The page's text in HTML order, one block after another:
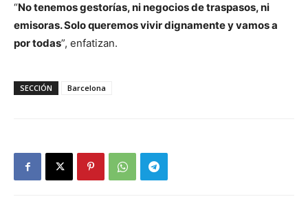
“No tenemos gestorías, ni negocios de traspasos, ni
emisoras. Solo queremos vivir dignamente y vamos a
por todas”, enfatizan.
SECCIÓN Barcelona